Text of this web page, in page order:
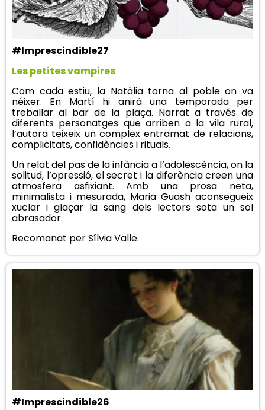
#Imprescindible27
Les petites vampires
Com cada estiu, la Natàlia torna al poble on va
néixer. En Martí hi anirà una temporada per
treballar al bar de la plaça. Narrat a través de
diferents personatges que arriben a la vila rural,
l’autora teixeix un complex entramat de relacions,
complicitats, confidències i rituals.
Un relat del pas de la infància a l’adolescència, on la
solitud, l’opressió, el secret i la diferència creen una
atmosfera asfixiant. Amb una prosa neta,
minimalista i mesurada, Maria Guash aconsegueix
xuclar i glaçar la sang dels lectors sota un sol
abrasador.
Recomanat per Sílvia Valle.
#Imprescindible26